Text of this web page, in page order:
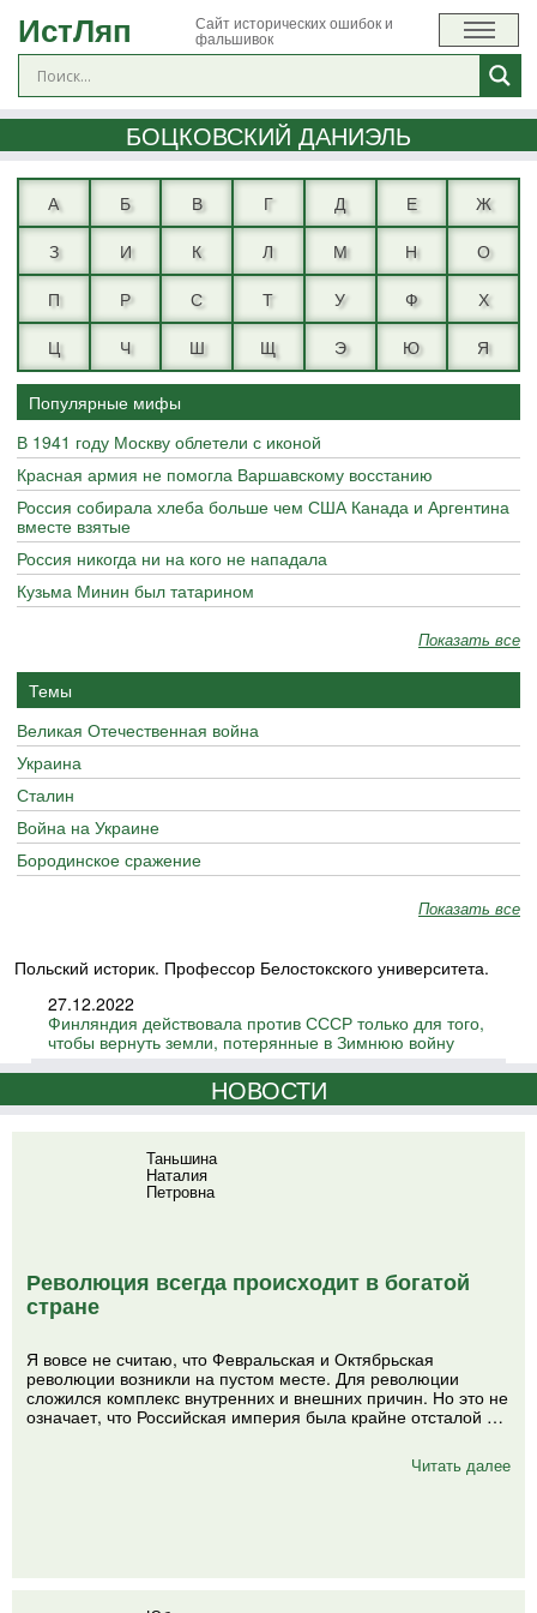
ИстЛяп Сайт исторических ошибок и
фальшивок
БОЦКОВСКИЙ ДАНИЭЛЬ
А Б В Г Д Е
Ж
З
И К Л М Н
О
П
Р С Т У Ф
Х
Ц
Ч Ш Щ Э Ю Я
Популярные мифы
В 1941 году Москву облетели с иконой
Красная армия не помогла Варшавскому восстанию
Россия собирала хлеба больше чем США Канада и Аргентина
вместе взятые
Россия никогда ни на кого не нападала
Кузьма Минин был татарином
Показать все
Темы
Великая Отечественная война
Украина
Сталин
Война на Украине
Бородинское сражение
Показать все
Польский историк. Профессор Белостокского университета.
27.12.2022
Финляндия действовала против СССР только для того,
чтобы вернуть земли, потерянные в Зимнюю войну
НОВОСТИ
Таньшина
Наталия
Петровна
Революция всегда происходит в богатой
стране
Я вовсе не считаю, что Февральская и Октябрьская
революции возникли на пустом месте. Для революции
сложился комплекс внутренних и внешних причин. Но это не
означает, что Российская империя была крайне отсталой …
Читать далее